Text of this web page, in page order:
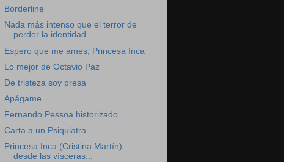
Borderline
Nada más intenso que el terror de
perder la identidad
Espero que me ames; Princesa Inca
Lo mejor de Octavio Paz
De tristeza soy presa
Apágame
Fernando Pessoa historizado
Carta a un Psiquiatra
Princesa Inca (Cristina Martín)
desde las vísceras...